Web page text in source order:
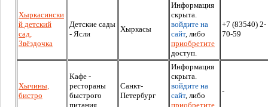
Хыркасински
й детский
сад,
Звёздочка
Детские сады
- Ясли
Хыркасы
Информация
скрыта.
войдите на
сайт, либо
приобретите
доступ.
+7 (83540) 2-
70-59
Хычины,
бистро
Кафе -
рестораны
быстрого
питания
Санкт-
Петербург
Информация
скрыта.
войдите на
сайт, либо
приобретите
-